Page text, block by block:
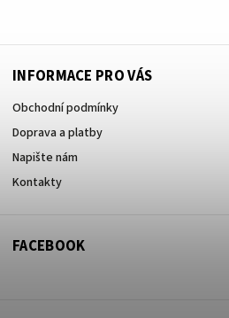
INFORMACE PRO VÁS
Obchodní podmínky
Doprava a platby
Napište nám
Kontakty
FACEBOOK